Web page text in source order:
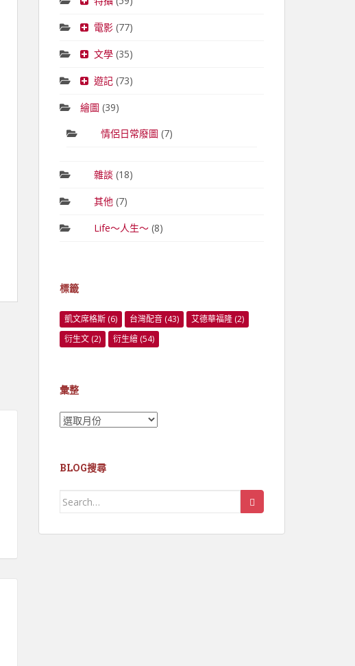
電影(77)
文學(35)
遊記(73)
繪圖 (39)
情侶日常廢圖 (7)
雜談 (18)
其他(7)
Life～人生～(8)
標籤
凱文席格斯 (6) 台灣配音 (43) 艾德華福隆 (2)
衍生文 (2) 衍生繪 (54)
彙整
彙
BLOG搜尋
Search